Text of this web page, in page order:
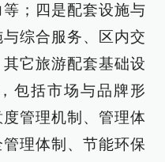
；四是配套设施与
综合服务、区内交
它旅游配套基础设
包括市场与品牌形
管理机制、管理体
理体制、节能环保